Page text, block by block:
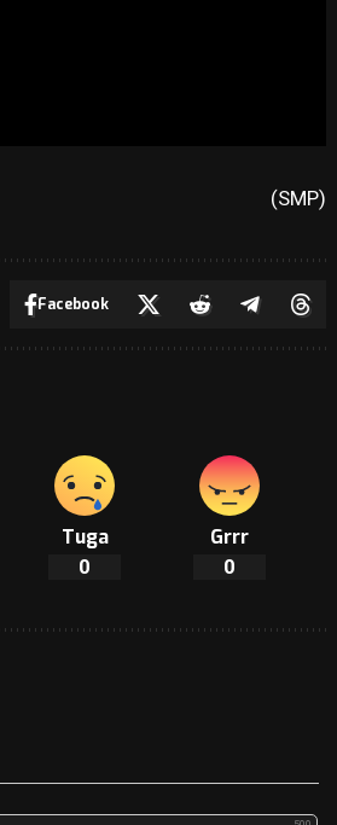
(SMP)
Facebook
Tuga
0
Grrr
0